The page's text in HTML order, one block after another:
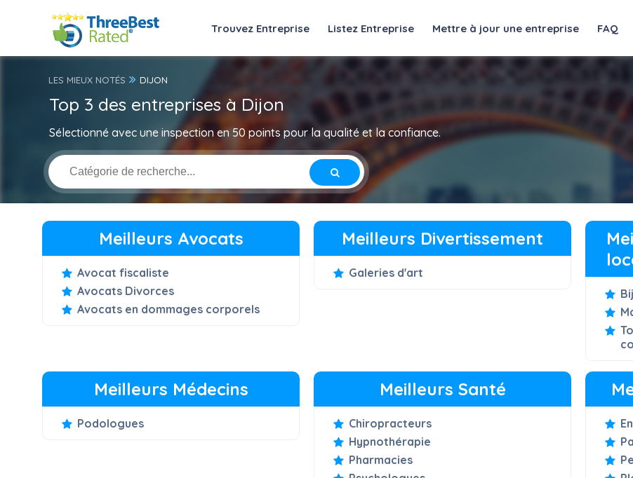
Trouvez Entreprise Listez Entreprise Mettre à jour une entreprise FAQ
LES MIEUX NOTÉS DIJON
Top 3 des entreprises à Dijon
Sélectionné avec une inspection en 50 points pour la qualité et la confiance.
Meilleurs Avocats
Avocat fiscaliste
Avocats Divorces
Avocats en dommages corporels
Meilleurs Divertissement
Galeries d'art
Meilleurs Médecins
Podologues
Meilleurs Santé
Chiropracteurs
Hypnothérapie
Pharmacies